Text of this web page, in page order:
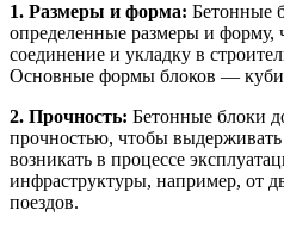
1. Размеры и форма: Бетонные
определенные размеры и форму,
соединение и укладку в
Основные формы блоков —
2. Прочность: Бетонные блоки
прочностью, чтобы
возникать в процессе
инфраструктуры, например, от
поездов.